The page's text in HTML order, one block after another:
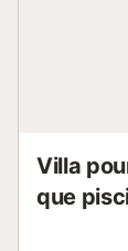
Villa
que